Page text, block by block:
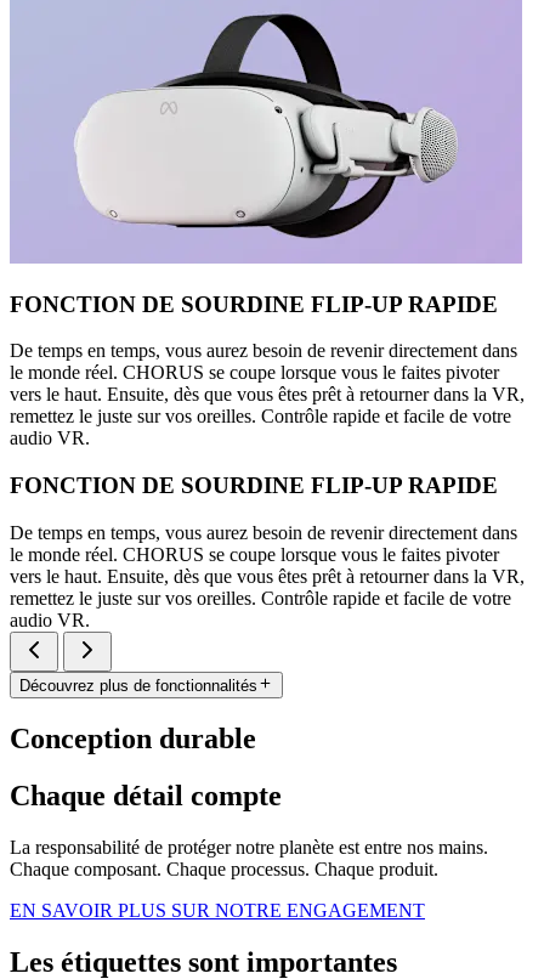
FONCTION DE SOURDINE FLIP-UP RAPIDE
De temps en temps, vous aurez besoin de revenir directement dans
le monde réel. CHORUS se coupe lorsque vous le faites pivoter
vers le haut. Ensuite, dès que vous êtes prêt à retourner dans la VR,
remettez le juste sur vos oreilles. Contrôle rapide et facile de votre
audio VR.
FONCTION DE SOURDINE FLIP-UP RAPIDE
De temps en temps, vous aurez besoin de revenir directement dans
le monde réel. CHORUS se coupe lorsque vous le faites pivoter
vers le haut. Ensuite, dès que vous êtes prêt à retourner dans la VR,
remettez le juste sur vos oreilles. Contrôle rapide et facile de votre
audio VR.
Découvrez plus de fonctionnalités
Conception durable
Chaque détail compte
La responsabilité de protéger notre planète est entre nos mains.
Chaque composant. Chaque processus. Chaque produit.
EN SAVOIR PLUS SUR NOTRE ENGAGEMENT
Les étiquettes sont importantes